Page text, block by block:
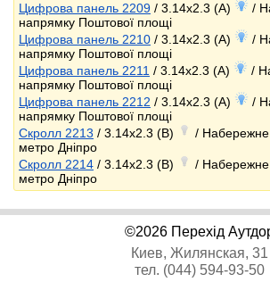
Цифрова панель 2209 / 3.14x2.3 (A)
/
напрямку Поштової площі
Цифрова панель 2210 / 3.14x2.3 (A)
/
напрямку Поштової площі
Цифрова панель 2211 / 3.14x2.3 (A)
/
напрямку Поштової площі
Цифрова панель 2212 / 3.14x2.3 (A)
/
напрямку Поштової площі
Скролл 2213 / 3.14x2.3 (B)
/
метро Дніпро
Скролл 2214 / 3.14x2.3 (B)
/
метро Дніпро
©2026 Перехід
Киев, Жилянская, 31
тел. (044) 594-93-50